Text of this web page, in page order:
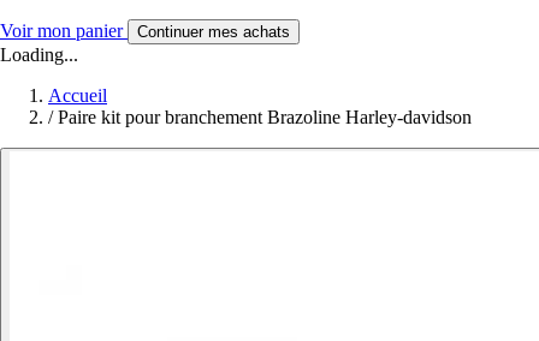
Voir mon panier Continuer mes achats
Loading...
Accueil
/ Paire kit pour branchement Brazoline Harley-davidson